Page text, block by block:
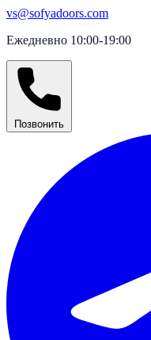
vs@sofyadoors.com
Ежедневно 10:00-19:00
Позвонить